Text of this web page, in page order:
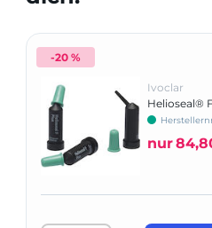
-20 %
Ivoclar
Helioseal®
nur